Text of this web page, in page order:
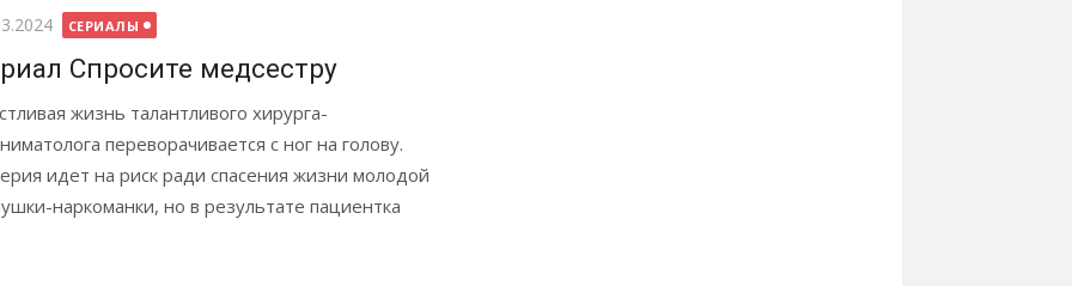
СЕРИАЛЫ
Спросите медсестру
жизнь талантливого хирурга-
переворачивается с ног на голову.
идет на риск ради спасения жизни молодой
наркоманки, но в результате пациентка